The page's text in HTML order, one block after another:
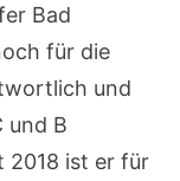
Bad
für die
und
und B
2018 ist er für